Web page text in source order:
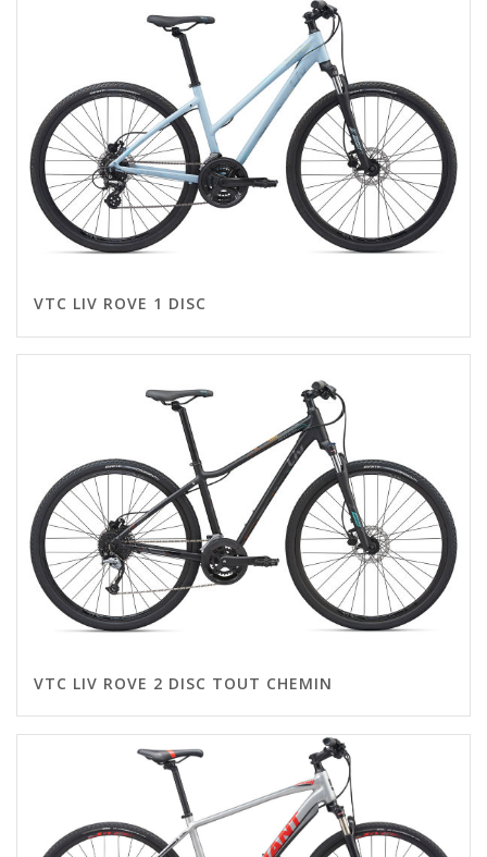
VTC LIV ROVE 1 DISC
VTC LIV ROVE 2 DISC TOUT CHEMIN